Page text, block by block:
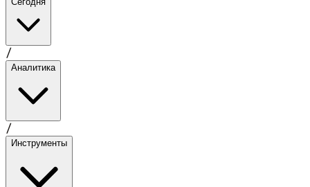
/
Аналитика
/
Инструменты